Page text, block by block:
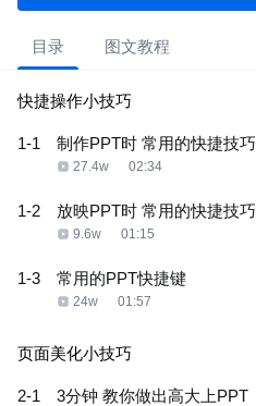
目录 图文教程
快捷操作小技巧
1-1 制作PPT时 常用的快捷技巧
27.4w 02:34
1-2 放映PPT时 常用的快捷技巧
9.6w 01:15
1-3 常用的PPT快捷键
24w 01:57
页面美化小技巧
2-1 3分钟 教你做出高大上PPT